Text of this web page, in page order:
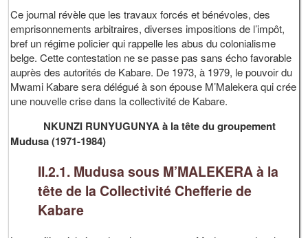
Ce journal révèle que les travaux forcés et bénévoles, des
emprisonnements arbitraires, diverses impositions de l’impôt,
bref un régime policier qui rappelle les abus du colonialisme
belge. Cette contestation ne se passe pas sans écho favorable
auprès des autorités de Kabare. De 1973, à 1979, le pouvoir du
Mwami Kabare sera délégué à son épouse M’Malekera qui crée
une nouvelle crise dans la collectivité de Kabare.
NKUNZI RUNYUGUNYA à la tête du groupement
Mudusa (1971-1984)
II.2.1. Mudusa sous M’MALEKERA à la
tête de la Collectivité Chefferiede
Kabare